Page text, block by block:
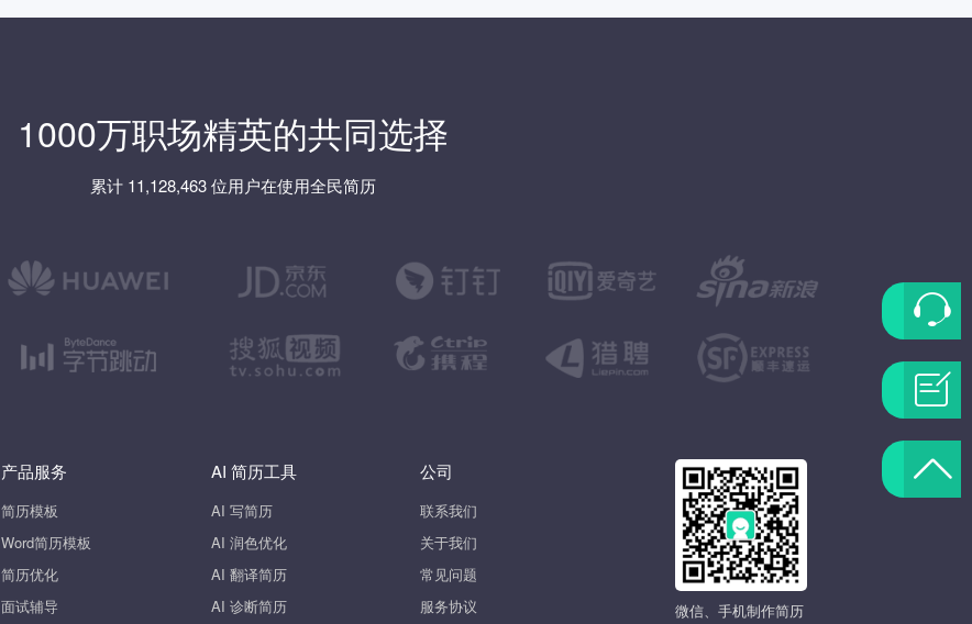
1000万职场精英的共同选择
累计 11,128,463 位用户在使用全民简历
产品服务
简历模板
Word简历模板
简历优化
面试辅导
AI 简历工具
AI 写简历
AI 润色优化
AI 翻译简历
AI 诊断简历
公司
联系我们
关于我们
常见问题
服务协议
微信、手机制作简历
联
系
客
服
题
反
返